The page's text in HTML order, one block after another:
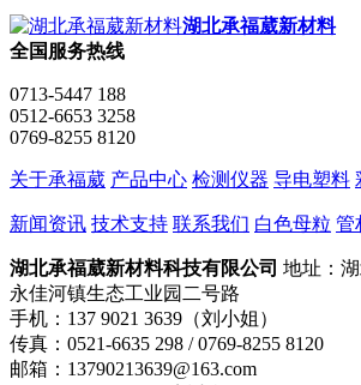
湖北承福葳新材料
全国服务热线
0713-5447 188
0512-6653 3258
0769-8255 8120
关于承福葳 产品中心 检测仪器 导电塑料
新闻资讯 技术支持 联系我们 白色母粒 管
湖北承福葳新材料科技有限公司 地址：
永佳河镇生态工业园二号路
手机：137 9021 3639（刘小姐）
传真：0521-6635 298 / 0769-8255 8120
邮箱：13790213639@163.com